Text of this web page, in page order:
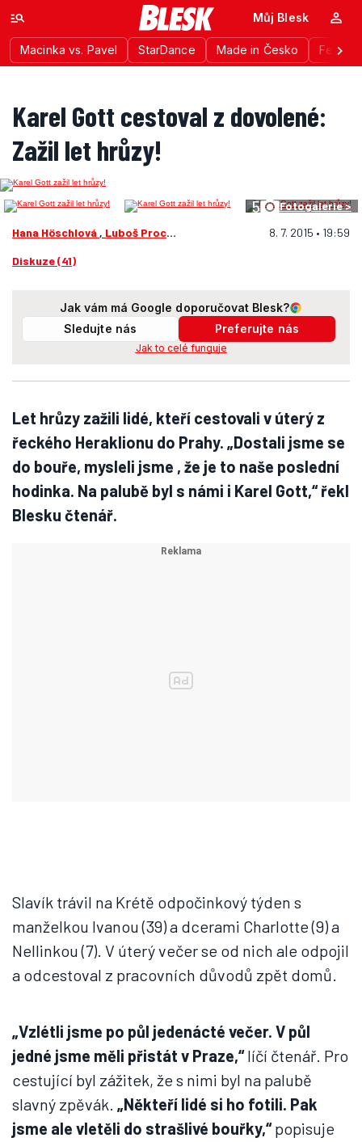
Macinka vs. Pavel StarDance Made in Česko
Můj Blesk
Karel Gott cestoval z dovolené:
Zažil let hrůzy!
5
Fotogalerie >
Hana Höschlová , Luboš Procházka 8. 7. 2015 • 19:59
Diskuze (41)
Jak vám má Google doporučovat Blesk?
Sledujte nás
Preferujte nás
Jak to celé funguje
Let hrůzy zažili lidé, kteří cestovali v úterý z
řeckého Heraklionu do Prahy. „Dostali jsme se
do bouře, mysleli jsme , že je to naše poslední
hodinka. Na palubě byl s námi i Karel Gott,“ řekl
Blesku čtenář.
Slavík trávil na Krétě odpočinkový týden s
manželkou Ivanou (39) a dcerami Charlotte (9) a
Nellinkou (7). V úterý večer se od nich ale odpojil
a odcestoval z pracovních důvodů zpět domů.
„Vzlétli jsme po půl jedenácté večer. V půl
jedné jsme měli přistát v Praze,“líčí čtenář. Pro
cestující byl zážitek, že s nimi byl na palubě
slavný zpěvák. „Někteří lidé si ho fotili. Pak
jsme ale vletěli do strašlivé bouřky,“popisuje